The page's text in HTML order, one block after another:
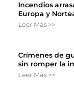
Incendios
Europa y
Leer Más >>
Crímenes de
sin romper la
Leer Más >>